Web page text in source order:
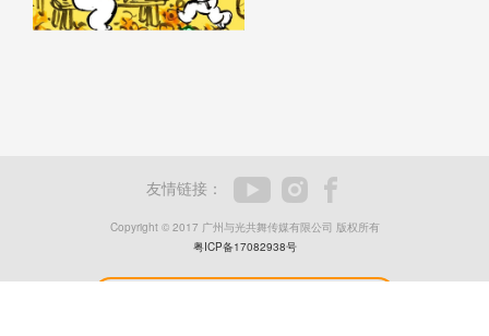
友情链接：
Copyright © 2017 广州与光共舞传媒有限公司 版权所有
粤ICP备17082938号